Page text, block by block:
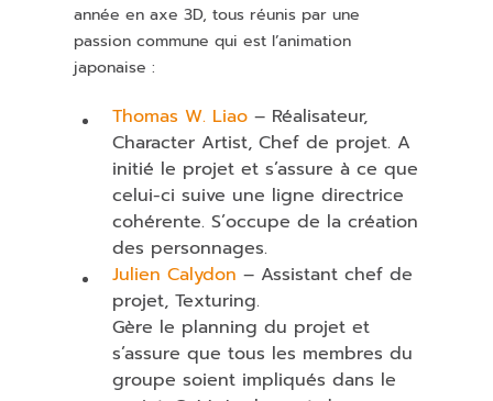
année en axe 3D, tous réunis par une
passion commune qui est l’animation
japonaise :
Thomas W. Liao – Réalisateur,
Character Artist, Chef de projet. A
initié le projet et s’assure à ce que
celui-ci suive une ligne directrice
cohérente. S’occupe de la création
des personnages.
Julien Calydon – Assistant chef de
projet, Texturing.
Gère le planning du projet et
s’assure que tous les membres du
groupe soient impliqués dans le